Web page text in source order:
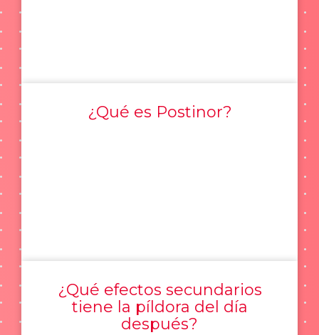
¿Qué es Postinor?
¿Qué efectos secundarios
tiene la píldora del día
después?